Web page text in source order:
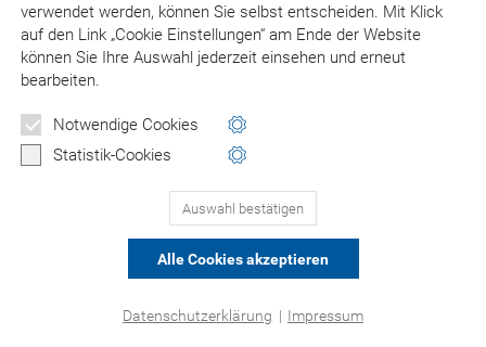
verwendet werden, können Sie selbst entscheiden. Mit Klick
aufden Link „Cookie Einstellungen“ am Ende der Website
können Sie Ihre Auswahl jederzeit einsehen und erneut
bearbeiten.
Notwendige Cookies
Statistik-Cookies
Auswahl bestätigen
Alle Cookies akzeptieren
Datenschutzerklärung | Impressum